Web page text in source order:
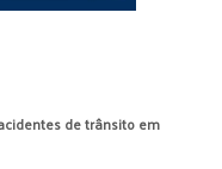
de trânsito em